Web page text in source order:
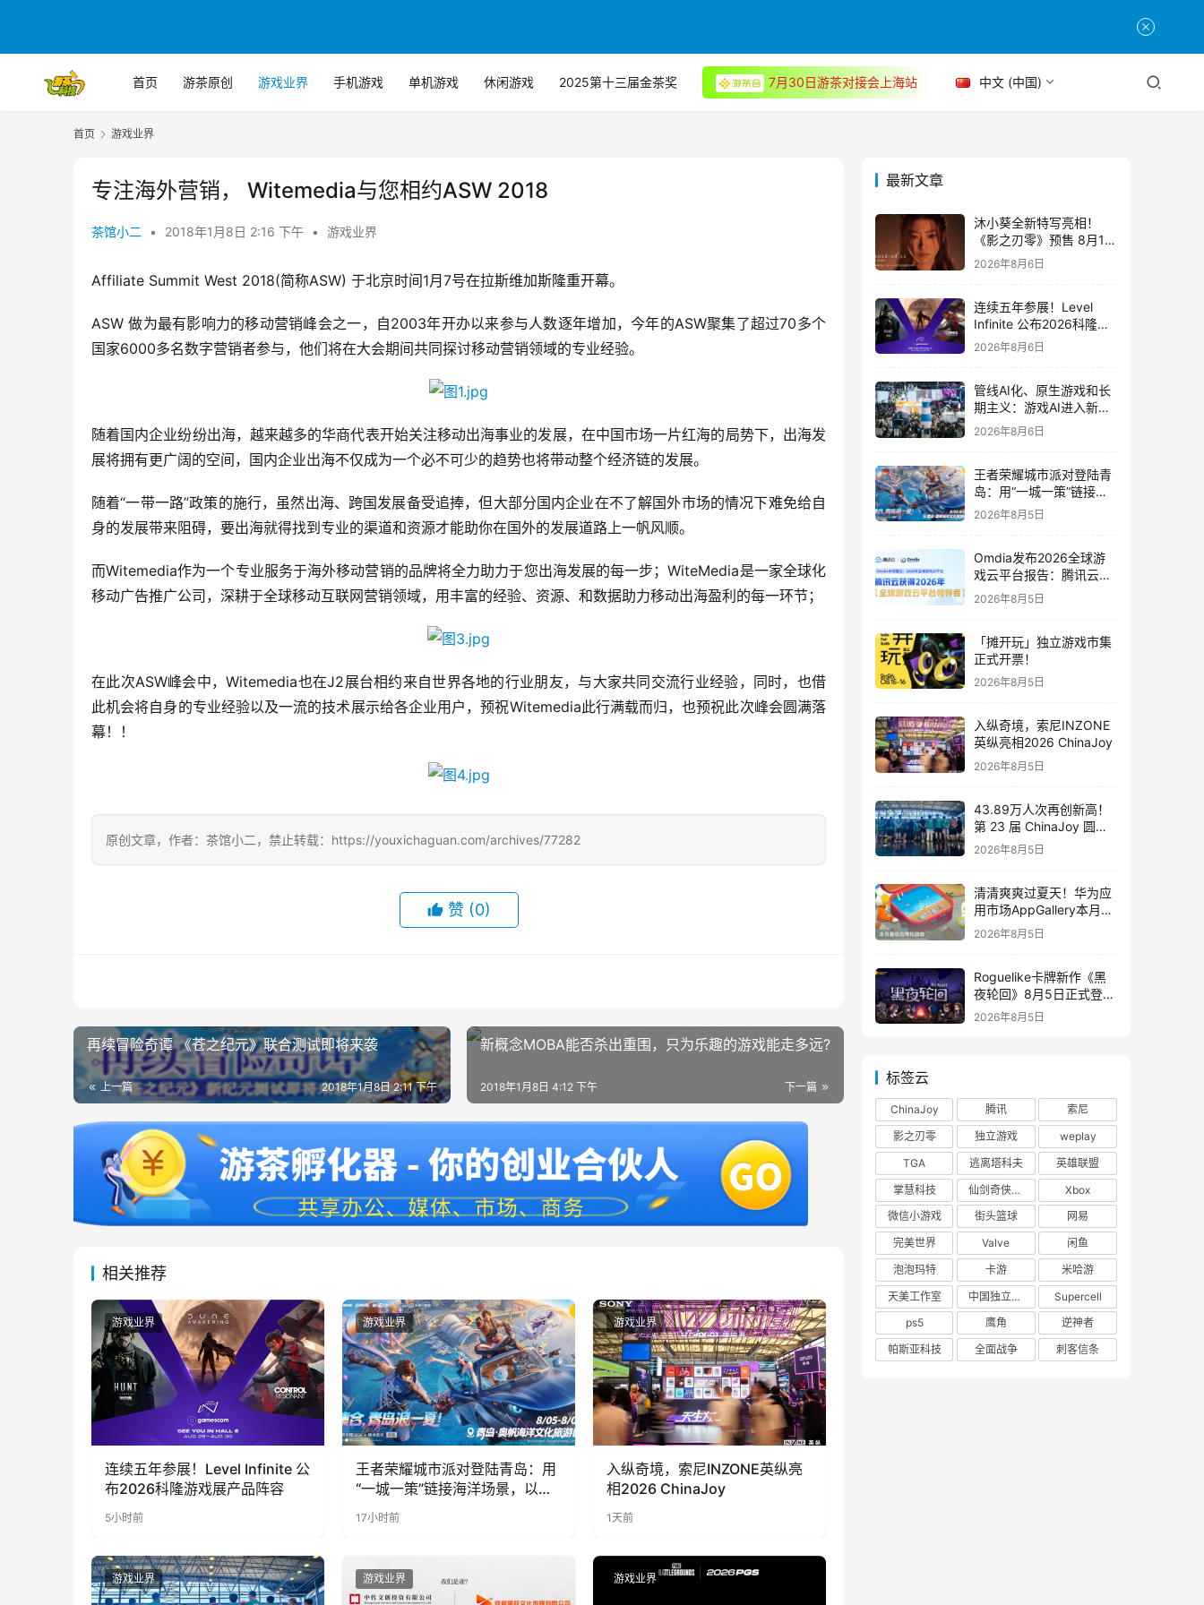
首页 游茶原创 游戏业界 手机游戏 单机游戏 休闲游戏 2025第十三届金茶奖 7月30日游茶对接会上海站 中文 (中国)
首页 游戏业界
专注海外营销， Witemedia与您相约ASW 2018
茶馆小二 • 2018年1月8日 2:16 下午 • 游戏业界
Affiliate Summit West 2018(简称ASW) 于北京时间1月7号在拉斯维加斯隆重开幕。
ASW 做为最有影响力的移动营销峰会之一，自2003年开办以来参与人数逐年增加，今年的ASW聚集了超过70多个
国家6000多名数字营销者参与，他们将在大会期间共同探讨移动营销领域的专业经验。
随着国内企业纷纷出海，越来越多的华商代表开始关注移动出海事业的发展，在中国市场一片红海的局势下，出海发
展将拥有更广阔的空间，国内企业出海不仅成为一个必不可少的趋势也将带动整个经济链的发展。
随着“一带一路”政策的施行，虽然出海、跨国发展备受追捧，但大部分国内企业在不了解国外市场的情况下难免给自
身的发展带来阻碍，要出海就得找到专业的渠道和资源才能助你在国外的发展道路上一帆风顺。
而Witemedia作为一个专业服务于海外移动营销的品牌将全力助力于您出海发展的每一步；WiteMedia是一家全球化
移动广告推广公司，深耕于全球移动互联网营销领域，用丰富的经验、资源、和数据助力移动出海盈利的每一环节；
在此次ASW峰会中，Witemedia也在J2展台相约来自世界各地的行业朋友，与大家共同交流行业经验，同时，也借
此机会将自身的专业经验以及一流的技术展示给各企业用户，预祝Witemedia此行满载而归，也预祝此次峰会圆满落
幕！！
原创文章，作者：茶馆小二，禁止转载：https://youxichaguan.com/archives/77282
赞 (0)
再续冒险奇谭 《苍之纪元》联合测试即将来袭
上一篇 2018年1月8日 2:11 下午
新概念MOBA能否杀出重围，只为乐趣的游戏能走多远?
下一篇
2018年1月8日 4:12 下午
相关推荐
游戏业界
连续五年参展！Level Infinite 公
布2026科隆游戏展产品阵容
5小时前
游戏业界
王者荣耀城市派对登陆青岛：用
“一城一策”链接海洋场景，以双
向奔赴带动夏日文旅
17小时前
游戏业界
入纵奇境，索尼INZONE英纵亮
相2026 ChinaJoy
1天前
游戏业界 游戏业界 游戏业界
最新文章
沐小葵全新特写亮相！
《影之刃零》预售 8月12
日开启
2026年8月6日
连续五年参展！Level
Infinite 公布2026科隆游
戏展产品阵容
2026年8月6日
管线AI化、原生游戏和长
期主义：游戏AI进入新共
识时代
2026年8月6日
王者荣耀城市派对登陆青
岛：用“一城一策”链接海
洋场景，以双向奔赴带动
2026年8月5日
Omdia发布2026全球游
戏云平台报告：腾讯云连
续两年入选“领导者”象限
2026年8月5日
「摊开玩」独立游戏市集
正式开票！
2026年8月5日
入纵奇境，索尼INZONE
英纵亮相2026 ChinaJoy
2026年8月5日
43.89万人次再创新高！
第 23 届 ChinaJoy 圆满
落幕：感谢有你，共赴这
2026年8月5日
清清爽爽过夏天！华为应
用市场AppGallery本月最
佳上新，款款提升幸福感
2026年8月5日
Roguelike卡牌新作《黑
夜轮回》8月5日正式登陆
Steam，首发9折优惠开
2026年8月5日
标签云
ChinaJoy 腾讯
索尼
影之刃零
独立游戏
weplay
TGA
逃离塔科夫
英雄联盟
掌慧科技
仙剑奇侠传四
Xbox
微信小游戏
街头篮球
网易
完美世界
Valve
闲鱼
泡泡玛特
卡游
米哈游
天美工作室
中国独立游戏联盟
Supercell
ps5
鹰角
逆神者
帕斯亚科技
全面战争 刺客信条